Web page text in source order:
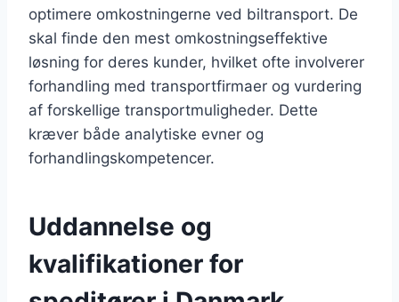
optimere omkostningerne ved biltransport. De
skal finde den mest omkostningseffektive
løsning for deres kunder, hvilket ofte involverer
forhandling med transportfirmaer og vurdering
af forskellige transportmuligheder. Dette
kræver både analytiske evner og
forhandlingskompetencer.
Uddannelse og
kvalifikationer for